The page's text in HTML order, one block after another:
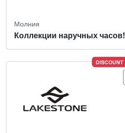
Молния
Коллекции наручных часов!
DISCOUNT